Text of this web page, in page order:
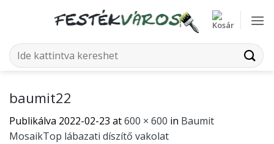
Keresés
a
baumit22
Publikálva 2022-02-23 at600 × 600 in Baumit
MosaikTop lábazati díszítő vakolat